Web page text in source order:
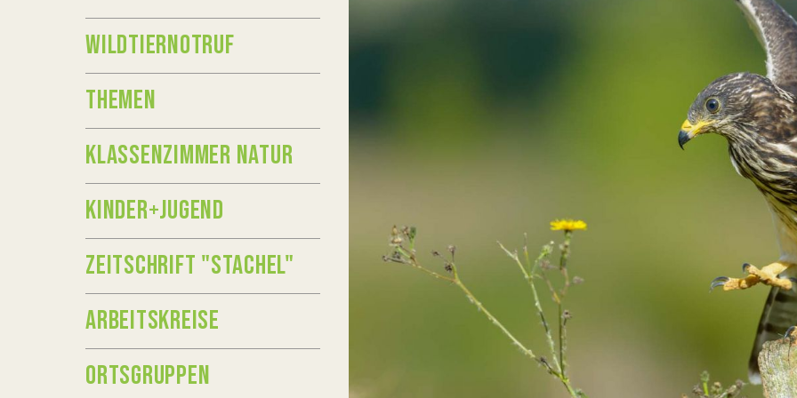
WILDTIERNOTRUF
THEMEN
KLASSENZIMMER NATUR
KINDER+JUGEND
ZEITSCHRIFT "STACHEL"
ARBEITSKREISE
ORTSGRUPPEN